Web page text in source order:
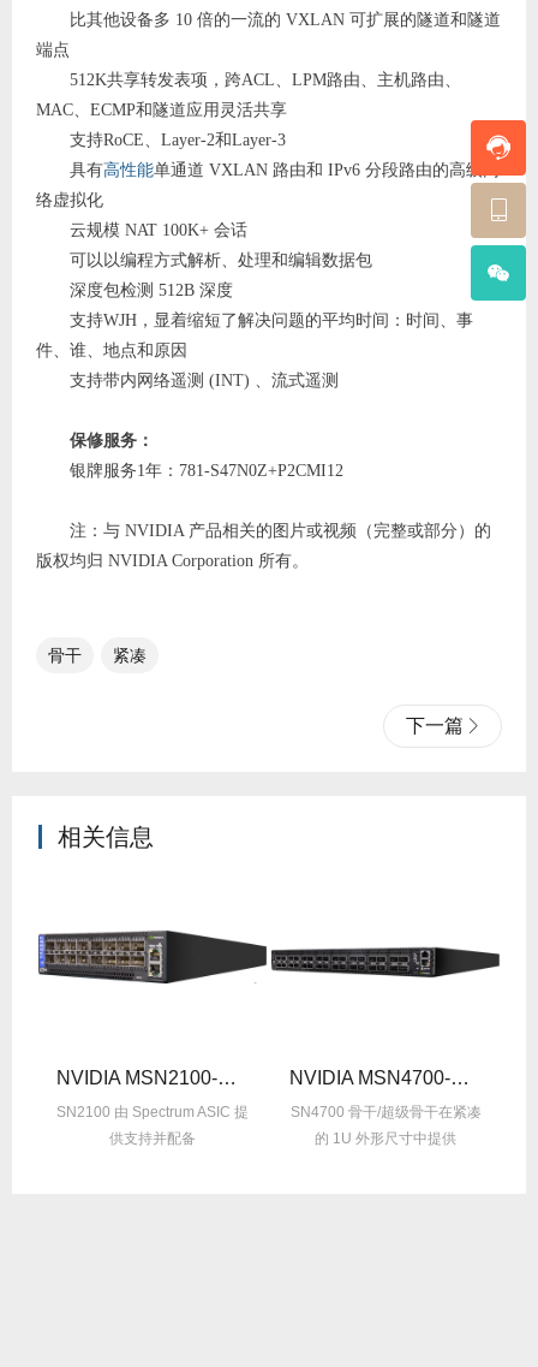
比其他设备多 10 倍的一流的 VXLAN 可扩展的隧道和隧道
端点
512K共享转发表项，跨ACL、LPM路由、主机路由、
MAC、ECMP和隧道应用灵活共享
支持RoCE、Layer-2和Layer-3
具有高性能单通道 VXLAN 路由和 IPv6 分段路由的高级网
络虚拟化
云规模 NAT 100K+ 会话
可以以编程方式解析、处理和编辑数据包
深度包检测 512B 深度
支持WJH，显着缩短了解决问题的平均时间：时间、事
件、谁、地点和原因
支持带内网络遥测 (INT) 、流式遥测
保修服务：
银牌服务1年：781-S47N0Z+P2CMI12
注：与 NVIDIA 产品相关的图片或视频（完整或部分）的
版权均归 NVIDIA Corporation 所有。
骨干 紧凑
下一篇
相关信息
NVIDIA MSN2100-CB2RO
SN2100 由 Spectrum ASIC 提
供支持并配备
NVIDIA MSN4700-WS2RC
SN4700 骨干/超级骨干在紧凑
的 1U 外形尺寸中提供